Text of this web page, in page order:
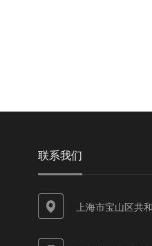
联系我们
上海市宝山区共